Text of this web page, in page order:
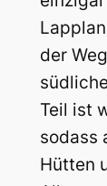
der
Teil ist
sodass
Hütten